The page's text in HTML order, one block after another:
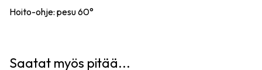
Hoito-ohje: pesu 60°
Saatat myös pitää...